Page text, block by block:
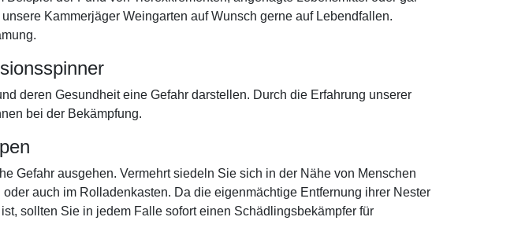
Kammerjäger Weingarten auf Wunsch gerne auf Lebendfallen.
deren Gesundheit eine Gefahr darstellen. Durch die Erfahrung unserer
bei der Bekämpfung.
Gefahr ausgehen. Vermehrt siedeln Sie sich in der Nähe von Menschen
auch im Rolladenkasten. Da die eigenmächtige Entfernung ihrer Nester
sollten Sie in jedem Falle sofort einen Schädlingsbekämpfer für